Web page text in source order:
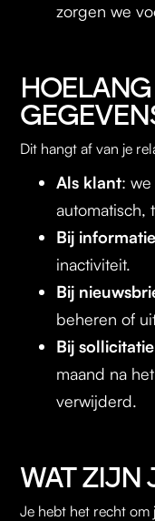
zorgen we
Dit hangt af van je
Als klant:
automatisch,
Bij
inactiviteit.
Bij
beheren of
Bij sollicitatie
maand na
verwijderd.
WAT ZIJN
Je hebt het recht om